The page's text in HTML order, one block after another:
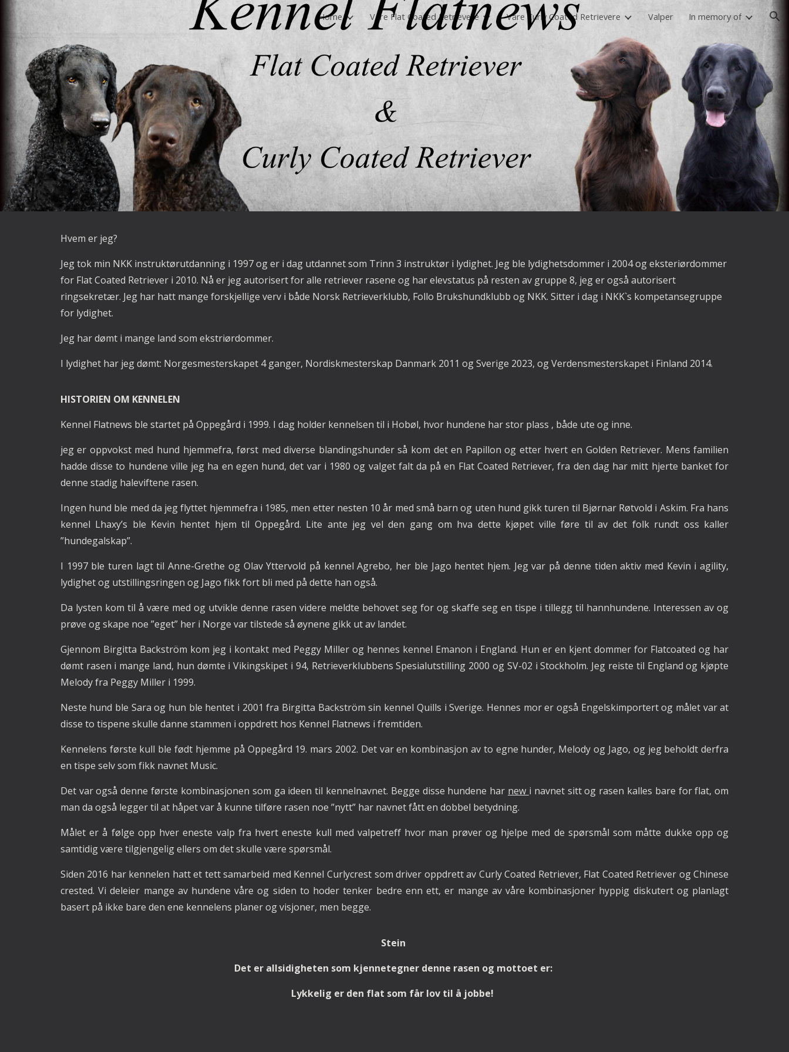
Skip to main content Skip to navigation
Home Våre Flat Coated Retrievere Våre Curly Coated Retrievere Valper In memory of
Hvem er jeg?
Jeg tok min NKK instruktørutdanning i 1997 og er i dag utdannet som Trinn 3 instruktør i lydighet. Jeg ble lydighetsdommer i 2004 og eksteriørdommer
for Flat Coated Retriever i 2010. Nå er jeg autorisert for alle retriever rasene og har elevstatus på resten av gruppe 8, jeg er også autorisert
ringsekretær. Jeg har hatt mange forskjellige verv i både Norsk Retrieverklubb, Follo Brukshundklubb og NKK. Sitter i dag i NKK`s kompetansegruppe
for lydighet.
Jeg har dømt i mange land som ekstriørdommer.
I lydighet har jeg dømt: Norgesmesterskapet 4 ganger, Nordiskmesterskap Danmark 2011 og Sverige 2023, og Verdensmesterskapet i Finland 2014.
HISTORIEN OM KENNELEN
Kennel Flatnews ble startet på Oppegård i 1999. I dag holder kennelsen til i Hobøl, hvor hundene har stor plass , både ute og inne.
jeg er oppvokst med hund hjemmefra, først med diverse blandingshunder så kom det en Papillon og etter hvert en Golden Retriever. Mens familien
hadde disse to hundene ville jeg ha en egen hund, det var i 1980 og valget falt da på en Flat Coated Retriever, fra den dag har mitt hjerte banket for
denne stadig haleviftene rasen.
Ingen hund ble med da jeg flyttet hjemmefra i 1985, men etter nesten 10 år med små barn og uten hund gikk turen til Bjørnar Røtvold i Askim. Fra hans
kennel Lhaxy’s ble Kevin hentet hjem til Oppegård. Lite ante jeg vel den gang om hva dette kjøpet ville føre til av det folk rundt oss kaller
”hundegalskap”.
I 1997 ble turen lagt til Anne-Grethe og Olav Yttervold på kennel Agrebo, her ble Jago hentet hjem. Jeg var på denne tiden aktiv med Kevin i agility,
lydighet og utstillingsringen og Jago fikk fort bli med på dette han også.
Da lysten kom til å være med og utvikle denne rasen videre meldte behovet seg for og skaffe seg en tispe i tillegg til hannhundene. Interessen av og
prøve og skape noe ”eget” her i Norge var tilstede så øynene gikk ut av landet.
Gjennom Birgitta Backström kom jeg i kontakt med Peggy Miller og hennes kennel Emanon i England. Hun er en kjent dommer for Flatcoated og har
dømt rasen i mange land, hun dømte i Vikingskipet i 94, Retrieverklubbens Spesialutstilling 2000 og SV-02 i Stockholm. Jeg reiste til England og kjøpte
Melody fra Peggy Miller i 1999.
Neste hund ble Sara og hun ble hentet i 2001 fra Birgitta Backström sin kennel Quills i Sverige. Hennes mor er også Engelskimportert og målet var at
disse to tispene skulle danne stammen i oppdrett hos Kennel Flatnews i fremtiden.
Kennelens første kull ble født hjemme på Oppegård 19. mars 2002. Det var en kombinasjon av to egne hunder, Melody og Jago, og jeg beholdt derfra
en tispe selv som fikk navnet Music.
Det var også denne første kombinasjonen som ga ideen til kennelnavnet. Begge disse hundene har new i navnet sitt og rasen kalles bare for flat, om
man da også legger til at håpet var å kunne tilføre rasen noe ”nytt” har navnet fått en dobbel betydning.
Målet er å følge opp hver eneste valp fra hvert eneste kull med valpetreff hvor man prøver og hjelpe med de spørsmål som måtte dukke opp og
samtidig være tilgjengelig ellers om det skulle være spørsmål.
Siden 2016 har kennelen hatt et tett samarbeid med Kennel Curlycrest som driver oppdrett av Curly Coated Retriever, Flat Coated Retriever og Chinese
crested. Vi deleier mange av hundene våre og siden to hoder tenker bedre enn ett, er mange av våre kombinasjoner hyppig diskutert og planlagt
basert på ikke bare den ene kennelens planer og visjoner, men begge.
Stein
Det er allsidigheten som kjennetegner denne rasen og mottoet er:
Lykkelig er den flat som får lov til å jobbe!